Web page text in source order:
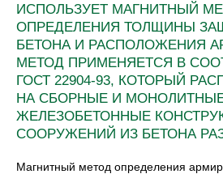
ИСПОЛЬЗУЕТ МАГНИТНЫЙ
ОПРЕДЕЛЕНИЯ ТОЛЩИНЫ
БЕТОНА И РАСПОЛОЖЕНИЯ
МЕТОД ПРИМЕНЯЕТСЯ В
ГОСТ 22904-93, КОТОРЫЙ
НА СБОРНЫЕ И
ЖЕЛЕЗОБЕТОННЫЕ
СООРУЖЕНИЙ ИЗ БЕТОНА
Магнитный метод определения